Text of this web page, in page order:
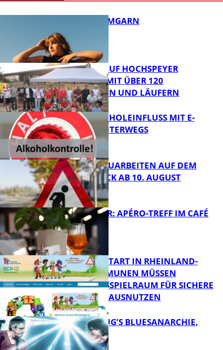
FB Kultur
SOFFIE, KAMMGARN
FB News
31. KERWELAUF HOCHSPEYER
BEGEISTERT MIT ÜBER 120
LÄUFERINNEN UND LÄUFERN
FB News
UNTER ALKOHOLEINFLUSS MIT E-
SCOOTER UNTERWEGS
FB News
STRASSENBAUARBEITEN AUF DEM B
ÄNNJERRÜCK AB 10. AUGUST
FB Kultur
HOT SUMMER: APÉRO-TREFF IM CAFÉ
LUMA
FB News
ZUM SCHULSTART IN RHEINLAND-
PFALZ: KOMMUNEN MÜSSEN
HANDLUNGSSPIELRAUM FÜR SICHERE
SCHULWEGE AUSNUTZEN
THOMAS BLUG’S BLUESANARCHIE,
KAMMGARN